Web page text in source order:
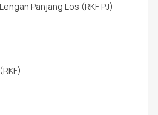
Panjang Los (RKF PJ)